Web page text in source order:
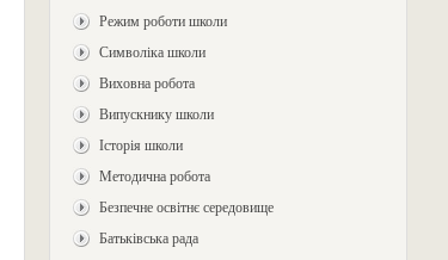
Режим роботи школи
Символіка школи
Виховна робота
Випускнику школи
Історія школи
Методична робота
Безпечне освітнє середовище
Батьківська рада